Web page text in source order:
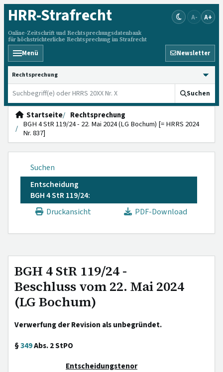
HRR-Strafrecht
Online-Zeitschrift und Rechtsprechungsdatenbank
für höchstrichterliche Rechtsprechung im Strafrecht
A- A+
Menü Newsletter
HRRS durchsuchen
Suchen
Startseite
Rechtsprechung
BGH 4 StR 119/24 - 22. Mai 2024 (LG Bochum) [= HRRS 2024
Nr. 837]
Suchen
Entscheidung
BGH 4 StR 119/24:
Druckansicht
PDF-Download
BGH 4 StR 119/24 -
Beschluss vom 22. Mai 2024
(LG Bochum)
Verwerfung der Revision als unbegründet.
§349Abs. 2 StPO
Entscheidungstenor